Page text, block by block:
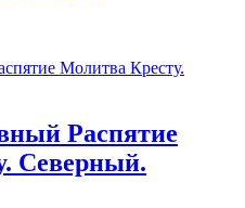
Распятие
Северный.